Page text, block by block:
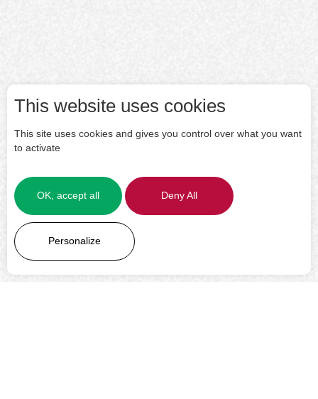
This website uses cookies
This site uses cookies and gives you control over what you want
to activate
OK, accept all Deny All
Personalize